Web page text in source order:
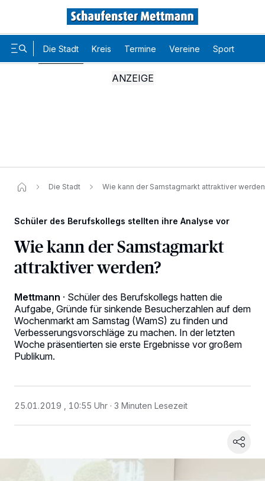
Die Stadt Kreis Termine Vereine Sport
Die Stadt Wie kann der Samstagmarkt attraktiver
Schüler des Berufskollegs stellten ihre Analyse vor
Wie kann der Samstagmarkt
attraktiver werden?
Mettmann · Schüler des Berufskollegs hatten die
Aufgabe, Gründe für sinkende Besucherzahlen auf dem
Wochenmarkt am Samstag (WamS) zu finden und
Verbesserungsvorschläge zu machen. In der letzten
Woche präsentierten sie erste Ergebnisse vor großem
Publikum.
25.01.2019 , 10:55 Uhr 3 Minuten Lesezeit
personenbezogene Daten wie Browserdaten oder eindeutige
Tracking-Technologien für die unter „Wir und unsere Partner
dieses Menü jederzeit wieder aufrufen, um Ihre Einstellungen zu